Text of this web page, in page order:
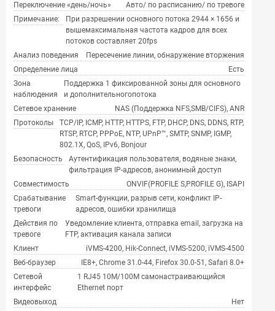
Переключение «день/ночь»
Авто/ по расписанию/ по тревоге
Примечание:
При разрешении основного потока 2944 × 1656 и
вышемаксимальная частота кадров для всех
потоков составляет 20fps
Анализ поведения
Пересечение линии, обнаружение вторжения
Определение лица
Есть
Зона
наблюдения
Поддержка 1 фиксированной зоны для основного
и дополнительногопотока
Сетевое хранение
NAS (Поддержка NFS,SMB/CIFS), ANR
Протоколы
TCP/IP, ICMP, HTTP, HTTPS, FTP, DHCP, DNS, DDNS, RTP,
RTSP, RTCP, PPPoE, NTP, UPnP™, SMTP, SNMP, IGMP,
802.1X, QoS, IPv6, Bonjour
Безопасность
Аутентификация пользователя, водяные знаки,
фильтрация IP-адресов, анонимный доступ
Совместимость
ONVIF(PROFILE S,PROFILE G), ISAPI
Срабатывание
тревоги
Smart-функции, разрыв сети, конфликт IP-
адресов, ошибки хранилища
Действия по
тревоге
Уведомление клиента, отправка email, загрузка на
FTP, активация канала записи
Клиент
iVMS-4200, Hik-Connect, iVMS-5200, iVMS-4500
Веб-браузер
IE8+, Chrome 31.0-44, Firefox 30.0-51, Safari 8.0+
Сетевой
интерфейс
1 RJ45 10M/100M самонастраивающийся
Ethernet порт
Видеовыход
Нет